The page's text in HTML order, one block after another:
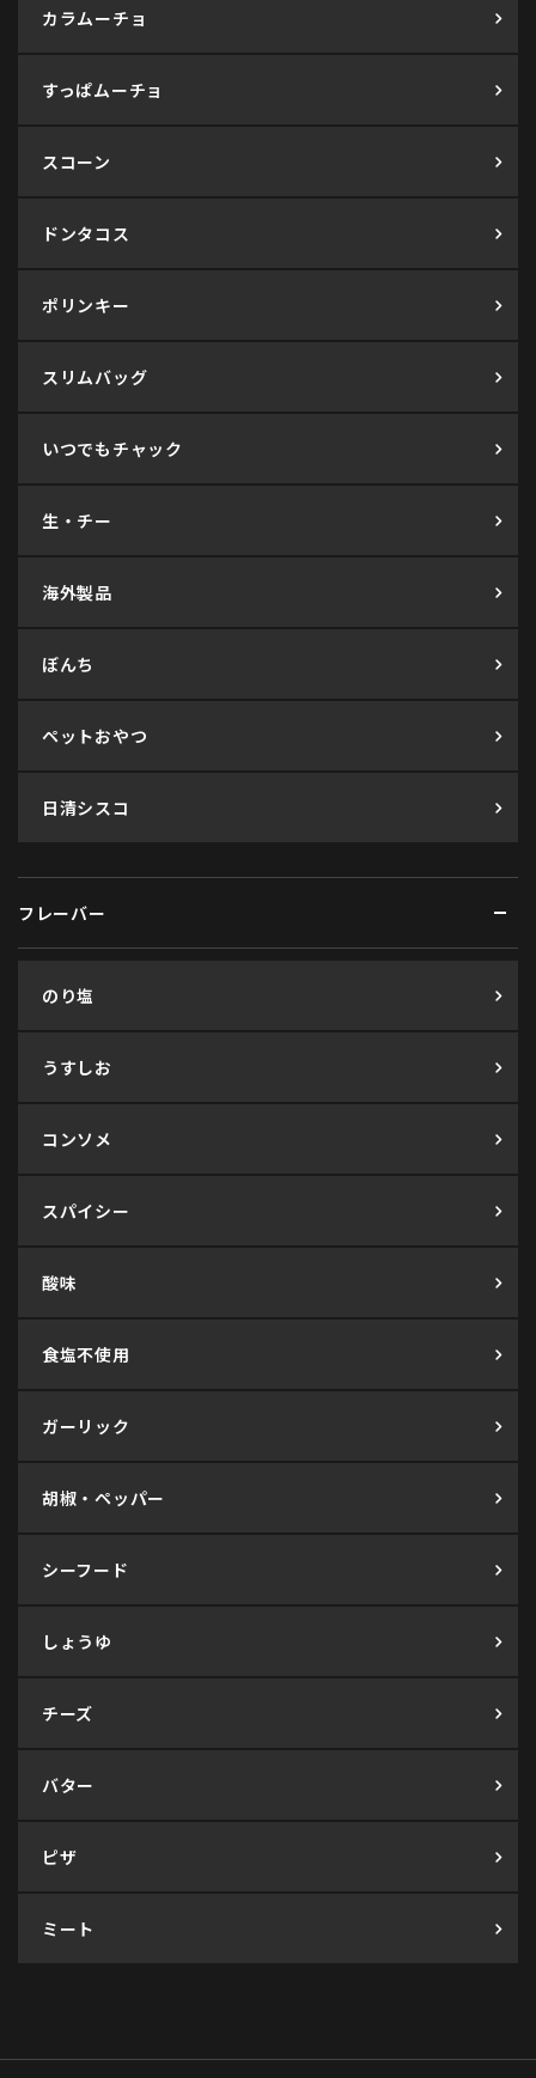
カラムーチョ
すっぱムーチョ
スコーン
ドンタコス
ポリンキー
スリムバッグ
いつでもチャック
生・チー
海外製品
ぼんち
ペットおやつ
日清シスコ
フレーバー
のり塩
うすしお
コンソメ
スパイシー
酸味
食塩不使用
ガーリック
胡椒・ペッパー
シーフード
しょうゆ
チーズ
バター
ピザ
ミート